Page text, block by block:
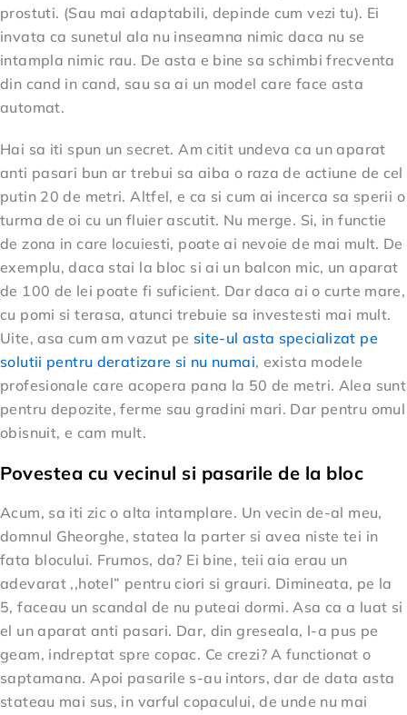
prostuti. (Sau mai adaptabili, depinde cum vezi tu). Ei
invata ca sunetul ala nu inseamna nimic daca nu se
intampla nimic rau. De asta e bine sa schimbi frecventa
din cand in cand, sau sa ai un model care face asta
automat.
Hai sa iti spun un secret. Am citit undeva ca un aparat
anti pasari bun ar trebui sa aiba o raza de actiune de cel
putin 20 de metri. Altfel, e ca si cum ai incerca sa sperii o
turma de oi cu un fluier ascutit. Nu merge. Si, in functie
de zona in care locuiesti, poate ai nevoie de mai mult. De
exemplu, daca stai la bloc si ai un balcon mic, un aparat
de 100 de lei poate fi suficient. Dar daca ai o curte mare,
cu pomi si terasa, atunci trebuie sa investesti mai mult.
Uite, asa cum am vazut pe site-ul asta specializat pe
solutii pentru deratizare si nu numai, exista modele
profesionale care acopera pana la 50 de metri. Alea sunt
pentru depozite, ferme sau gradini mari. Dar pentru omul
obisnuit, e cam mult.
Povestea cu vecinul si pasarile de la bloc
Acum, sa iti zic o alta intamplare. Un vecin de-al meu,
domnul Gheorghe, statea la parter si avea niste tei in
fata blocului. Frumos, da? Ei bine, teii aia erau un
adevarat ,,hotel” pentru ciori si grauri. Dimineata, pe la
5, faceau un scandal de nu puteai dormi. Asa ca a luat si
el un aparat anti pasari. Dar, din greseala, l-a pus pe
geam, indreptat spre copac. Ce crezi? A functionat o
saptamana. Apoi pasarile s-au intors, dar de data asta
stateau mai sus, in varful copacului, de unde nu mai